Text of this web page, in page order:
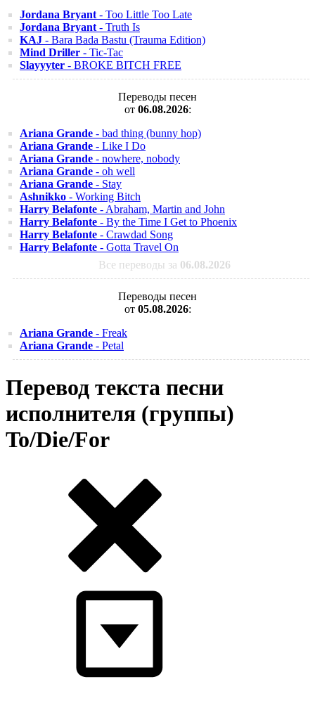
Jordana Bryant - Too Little Too Late
Jordana Bryant - Truth Is
KAJ - Bara Bada Bastu (Trauma Edition)
Mind Driller - Tic-Tac
Slayyyter - BROKE BITCH FREE
Переводы песен
от 06.08.2026:
Ariana Grande - bad thing (bunny hop)
Ariana Grande - Like I Do
Ariana Grande - nowhere, nobody
Ariana Grande - oh well
Ariana Grande - Stay
Ashnikko - Working Bitch
Harry Belafonte - Abraham, Martin and John
Harry Belafonte - By the Time I Get to Phoenix
Harry Belafonte - Crawdad Song
Harry Belafonte - Gotta Travel On
Все переводы за 06.08.2026
Переводы песен
от 05.08.2026:
Ariana Grande - Freak
Ariana Grande - Petal
Перевод текста песни
исполнителя (группы)
To/Die/For